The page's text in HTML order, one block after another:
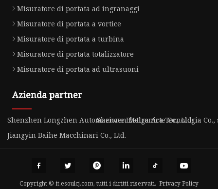
Misuratore di portata ad ingranaggi
Misuratore di portata a vortice
Misuratore di portata a turbina
Misuratore di portata totalizzatore
Misuratore di portata ad ultrasuoni
Azienda partner
Shenzhen Longzhen Automazione Elettronica Tecnologia Co.,
Shenzen Melga Arte Co., Ltd.
Jiangyin Baihe Macchinari Co., Ltd.
Copyright © it.esoulcj.com, tutti i diritti riservati. Privacy Policy